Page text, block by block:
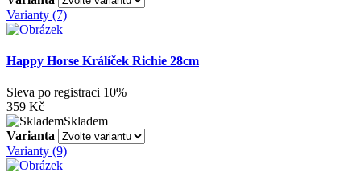
Varianty (7)
Happy Horse Králíček Richie 28cm
Sleva po registraci 10%
359 Kč
Skladem
Varianta
Varianty (9)